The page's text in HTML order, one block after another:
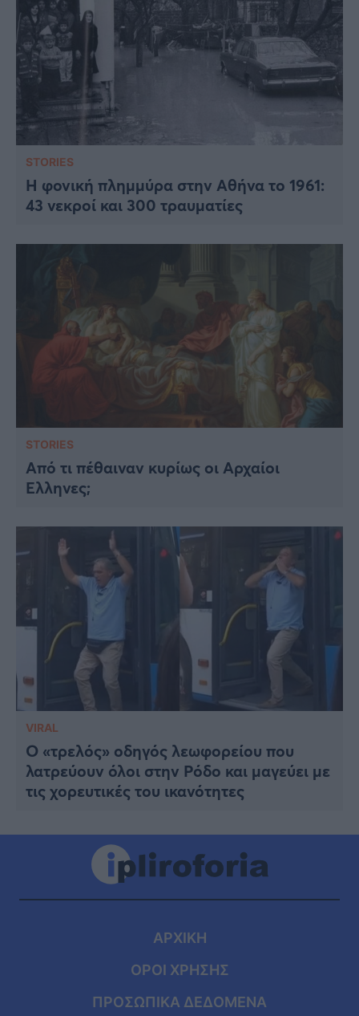
STORIES
Η φονική πλημμύρα στην Αθήνα το 1961:
43 νεκροί και 300 τραυματίες
STORIES
Από τι πέθαιναν κυρίως οι Αρχαίοι
Έλληνες;
VIRAL
Ο «τρελός» οδηγός λεωφορείου που
λατρεύουν όλοι στην Ρόδο και μαγεύει με
τις χορευτικές του ικανότητες
ΑΡΧΙΚΗ
ΟΡΟΙ ΧΡΗΣΗΣ
ΠΡΟΣΩΠΙΚΑ ΔΕΔΟΜΕΝΑ